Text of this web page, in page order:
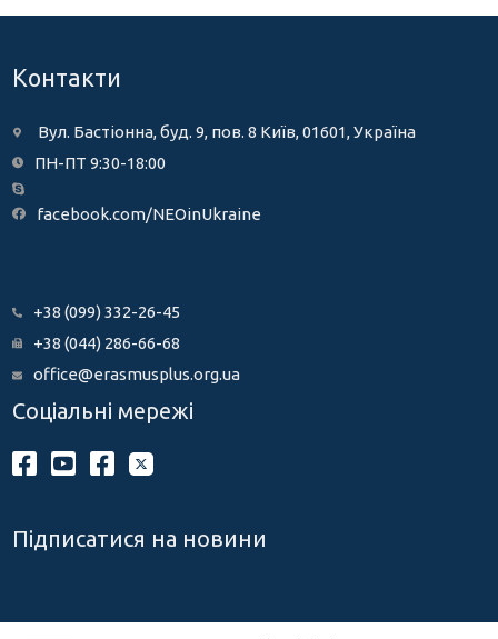
Контакти
Вул. Бастіонна, буд. 9, пов. 8 Київ, 01601, Україна
ПН-ПТ 9:30-18:00
facebook.com/NEOinUkraine
+38 (099) 332-26-45
+38 (044) 286-66-68
office@erasmusplus.org.ua
Соціальні мережі
Підписатися на новини